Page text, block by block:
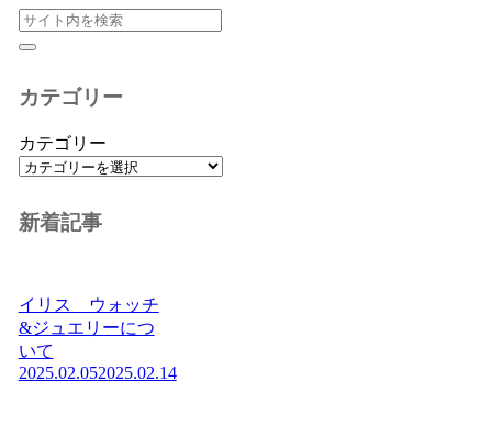
カテゴリー
カテゴリー
新着記事
イリス ウォッチ
&ジュエリーにつ
いて
2025.02.052025.02.14